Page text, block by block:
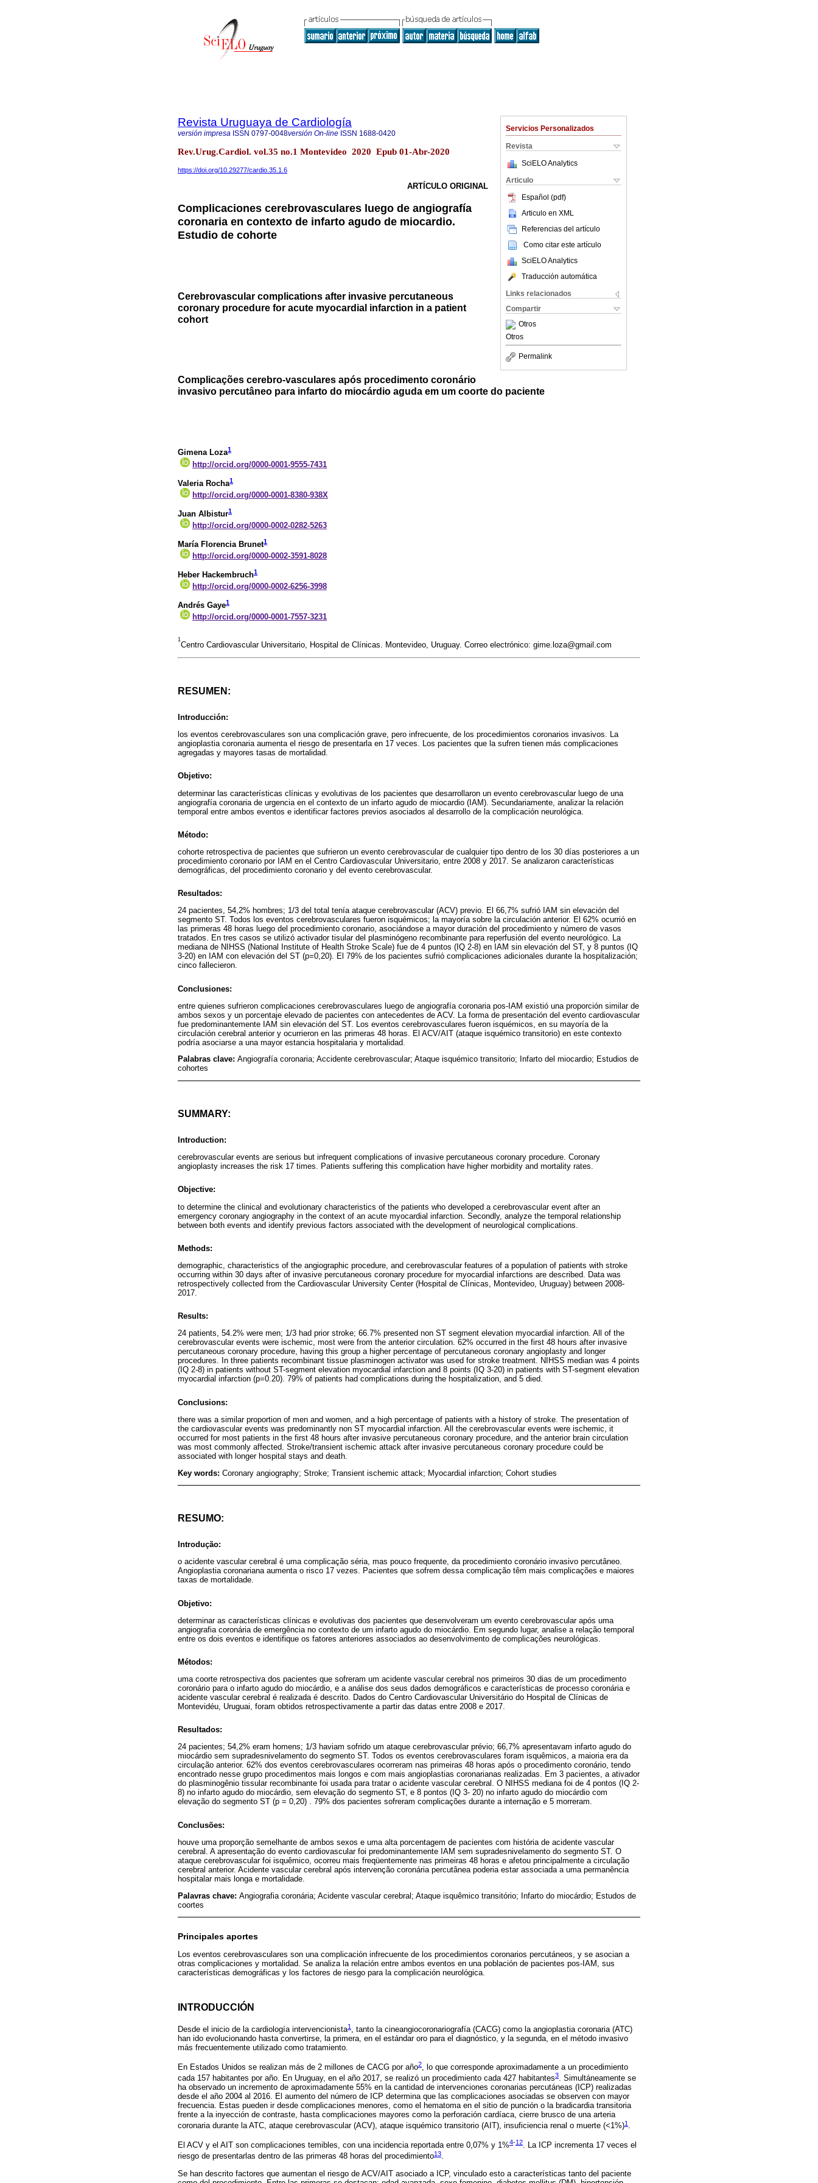
Servicios Personalizados
Revista
SciELO Analytics
Articulo
Español (pdf)
Articulo en XML
Referencias del artículo
Como citar este artículo
SciELO Analytics
Traducción automática
Links relacionados
Compartir
Otros
Otros
Permalink
Revista Uruguaya de Cardiología
versión impresa ISSN 0797-0048versión On-line ISSN 1688-0420
Rev.Urug.Cardiol. vol.35 no.1 Montevideo 2020 Epub 01-Abr-2020
https://doi.org/10.29277/cardio.35.1.6
ARTÍCULO ORIGINAL
Complicaciones cerebrovasculares luego de angiografía
coronaria en contexto de infarto agudo de miocardio.
Estudio de cohorte
Cerebrovascular complications after invasive percutaneous
coronary procedure for acute myocardial infarction in a patient
cohort
Complicações cerebro-vasculares após procedimento coronário
invasivo percutâneo para infarto do miocárdio aguda em um coorte do paciente
Gimena Loza1
http://orcid.org/0000-0001-9555-7431
Valeria Rocha1
http://orcid.org/0000-0001-8380-938X
Juan Albistur1
http://orcid.org/0000-0002-0282-5263
María Florencia Brunet1
http://orcid.org/0000-0002-3591-8028
Heber Hackembruch1
http://orcid.org/0000-0002-6256-3998
Andrés Gaye1
http://orcid.org/0000-0001-7557-3231
1
Centro Cardiovascular Universitario, Hospital de Clínicas. Montevideo, Uruguay. Correo electrónico: gime.loza@gmail.com
RESUMEN:
Introducción:
los eventos cerebrovasculares son una complicación grave, pero infrecuente, de los procedimientos coronarios invasivos. La
angioplastia coronaria aumenta el riesgo de presentarla en 17 veces. Los pacientes que la sufren tienen más complicaciones
agregadas y mayores tasas de mortalidad.
Objetivo:
determinar las características clínicas y evolutivas de los pacientes que desarrollaron un evento cerebrovascular luego de una
angiografía coronaria de urgencia en el contexto de un infarto agudo de miocardio (IAM). Secundariamente, analizar la relación
temporal entre ambos eventos e identificar factores previos asociados al desarrollo de la complicación neurológica.
Método:
cohorte retrospectiva de pacientes que sufrieron un evento cerebrovascular de cualquier tipo dentro de los 30 días posteriores a un
procedimiento coronario por IAM en el Centro Cardiovascular Universitario, entre 2008 y 2017. Se analizaron características
demográficas, del procedimiento coronario y del evento cerebrovascular.
Resultados:
24 pacientes, 54,2% hombres; 1/3 del total tenía ataque cerebrovascular (ACV) previo. El 66,7% sufrió IAM sin elevación del
segmento ST. Todos los eventos cerebrovasculares fueron isquémicos; la mayoría sobre la circulación anterior. El 62% ocurrió en
las primeras 48 horas luego del procedimiento coronario, asociándose a mayor duración del procedimiento y número de vasos
tratados. En tres casos se utilizó activador tisular del plasminógeno recombinante para reperfusión del evento neurológico. La
mediana de NIHSS (National Institute of Health Stroke Scale) fue de 4 puntos (IQ 2-8) en IAM sin elevación del ST, y 8 puntos (IQ
3-20) en IAM con elevación del ST (p=0,20). El 79% de los pacientes sufrió complicaciones adicionales durante la hospitalización;
cinco fallecieron.
Conclusiones:
entre quienes sufrieron complicaciones cerebrovasculares luego de angiografía coronaria pos-IAM existió una proporción similar de
ambos sexos y un porcentaje elevado de pacientes con antecedentes de ACV. La forma de presentación del evento cardiovascular
fue predominantemente IAM sin elevación del ST. Los eventos cerebrovasculares fueron isquémicos, en su mayoría de la
circulación cerebral anterior y ocurrieron en las primeras 48 horas. El ACV/AIT (ataque isquémico transitorio) en este contexto
podría asociarse a una mayor estancia hospitalaria y mortalidad.
Palabras clave: Angiografía coronaria; Accidente cerebrovascular; Ataque isquémico transitorio; Infarto del miocardio; Estudios de
cohortes
SUMMARY:
Introduction:
cerebrovascular events are serious but infrequent complications of invasive percutaneous coronary procedure. Coronary
angioplasty increases the risk 17 times. Patients suffering this complication have higher morbidity and mortality rates.
Objective:
to determine the clinical and evolutionary characteristics of the patients who developed a cerebrovascular event after an
emergency coronary angiography in the context of an acute myocardial infarction. Secondly, analyze the temporal relationship
between both events and identify previous factors associated with the development of neurological complications.
Methods:
demographic, characteristics of the angiographic procedure, and cerebrovascular features of a population of patients with stroke
occurring within 30 days after of invasive percutaneous coronary procedure for myocardial infarctions are described. Data was
retrospectively collected from the Cardiovascular University Center (Hospital de Clínicas, Montevideo, Uruguay) between 2008-
2017.
Results:
24 patients, 54.2% were men; 1/3 had prior stroke; 66.7% presented non ST segment elevation myocardial infarction. All of the
cerebrovascular events were ischemic, most were from the anterior circulation. 62% occurred in the first 48 hours after invasive
percutaneous coronary procedure, having this group a higher percentage of percutaneous coronary angioplasty and longer
procedures. In three patients recombinant tissue plasminogen activator was used for stroke treatment. NIHSS median was 4 points
(IQ 2-8) in patients without ST-segment elevation myocardial infarction and 8 points (IQ 3-20) in patients with ST-segment elevation
myocardial infarction (p=0.20). 79% of patients had complications during the hospitalization, and 5 died.
Conclusions:
there was a similar proportion of men and women, and a high percentage of patients with a history of stroke. The presentation of
the cardiovascular events was predominantly non ST myocardial infarction. All the cerebrovascular events were ischemic, it
occurred for most patients in the first 48 hours after invasive percutaneous coronary procedure, and the anterior brain circulation
was most commonly affected. Stroke/transient ischemic attack after invasive percutaneous coronary procedure could be
associated with longer hospital stays and death.
Key words: Coronary angiography; Stroke; Transient ischemic attack; Myocardial infarction; Cohort studies
RESUMO:
Introdução:
o acidente vascular cerebral é uma complicação séria, mas pouco frequente, da procedimiento coronário invasivo percutâneo.
Angioplastia coronariana aumenta o risco 17 vezes. Pacientes que sofrem dessa complicação têm mais complicações e maiores
taxas de mortalidade.
Objetivo:
determinar as características clínicas e evolutivas dos pacientes que desenvolveram um evento cerebrovascular após uma
angiografia coronária de emergência no contexto de um infarto agudo do miocárdio. Em segundo lugar, analise a relação temporal
entre os dois eventos e identifique os fatores anteriores associados ao desenvolvimento de complicações neurológicas.
Métodos:
uma coorte retrospectiva dos pacientes que sofreram um acidente vascular cerebral nos primeiros 30 dias de um procedimento
coronário para o infarto agudo do miocárdio, e a análise dos seus dados demográficos e características de processo coronária e
acidente vascular cerebral é realizada é descrito. Dados do Centro Cardiovascular Universitário do Hospital de Clínicas de
Montevidéu, Uruguai, foram obtidos retrospectivamente a partir das datas entre 2008 e 2017.
Resultados:
24 pacientes; 54,2% eram homens; 1/3 haviam sofrido um ataque cerebrovascular prévio; 66,7% apresentavam infarto agudo do
miocárdio sem supradesnivelamento do segmento ST. Todos os eventos cerebrovasculares foram isquêmicos, a maioria era da
circulação anterior. 62% dos eventos cerebrovasculares ocorreram nas primeiras 48 horas após o procedimento coronário, tendo
encontrado nesse grupo procedimentos mais longos e com mais angioplastias coronarianas realizadas. Em 3 pacientes, a ativador
do plasminogênio tissular recombinante foi usada para tratar o acidente vascular cerebral. O NIHSS mediana foi de 4 pontos (IQ 2-
8) no infarto agudo do miocárdio, sem elevação do segmento ST, e 8 pontos (IQ 3- 20) no infarto agudo do miocárdio com
elevação do segmento ST (p = 0,20) . 79% dos pacientes sofreram complicações durante a internação e 5 morreram.
Conclusões:
houve uma proporção semelhante de ambos sexos e uma alta porcentagem de pacientes com história de acidente vascular
cerebral. A apresentação do evento cardiovascular foi predominantemente IAM sem supradesnivelamento do segmento ST. O
ataque cerebrovascular foi isquêmico, ocorreu mais freqüentemente nas primeiras 48 horas e afetou principalmente a circulação
cerebral anterior. Acidente vascular cerebral após intervenção coronária percutânea poderia estar associada a uma permanência
hospitalar mais longa e mortalidade.
Palavras chave: Angiografia coronária; Acidente vascular cerebral; Ataque isquêmico transitório; Infarto do miocárdio; Estudos de
coortes
Principales aportes
Los eventos cerebrovasculares son una complicación infrecuente de los procedimientos coronarios percutáneos, y se asocian a
otras complicaciones y mortalidad. Se analiza la relación entre ambos eventos en una población de pacientes pos-IAM, sus
características demográficas y los factores de riesgo para la complicación neurológica.
INTRODUCCIÓN
Desde el inicio de la cardiología intervencionista1 , tanto la cineangiocoronariografía (CACG) como la angioplastia coronaria (ATC)
han ido evolucionando hasta convertirse, la primera, en el estándar oro para el diagnóstico, y la segunda, en el método invasivo
más frecuentemente utilizado como tratamiento.
En Estados Unidos se realizan más de 2 millones de CACG por año2
, lo que corresponde aproximadamente a un procedimiento
cada 157 habitantes por año. En Uruguay, en el año 2017, se realizó un procedimiento cada 427 habitantes3. Simultáneamente se
ha observado un incremento de aproximadamente 55% en la cantidad de intervenciones coronarias percutáneas (ICP) realizadas
desde el año 2004 al 2016. El aumento del número de ICP determina que las complicaciones asociadas se observen con mayor
frecuencia. Estas pueden ir desde complicaciones menores, como el hematoma en el sitio de punción o la bradicardia transitoria
frente a la inyección de contraste, hasta complicaciones mayores como la perforación cardíaca, cierre brusco de una arteria
coronaria durante la ATC, ataque cerebrovascular (ACV), ataque isquémico transitorio (AIT), insuficiencia renal o muerte (<1%)1 .
El ACV y el AIT son complicaciones temibles, con una incidencia reportada entre 0,07% y 1%4-12. La ICP incrementa 17 veces el
riesgo de presentarlas dentro de las primeras 48 horas del procedimiento13.
Se han descrito factores que aumentan el riesgo de ACV/AIT asociado a ICP, vinculado esto a características tanto del paciente